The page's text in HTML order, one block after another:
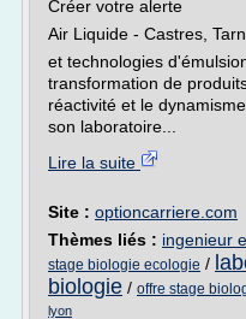
Créer votre alerte
Air Liquide - Castres, Tarn
et technologies
transformation de
réactivité et le
son laboratoire...
Lire la suite
Site : optioncarriere.com
Thèmes liés : ingenieur
stage biologie ecologie /
biologie / offre stage
lyon